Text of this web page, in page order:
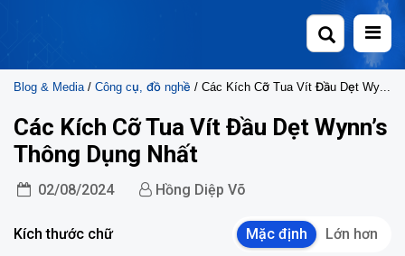
Blog & Media / Công cụ, đồ nghề / Các Kích Cỡ Tua Vít Đầu Dẹt Wynn’s Thông Dụng Nhất
Các Kích Cỡ Tua Vít Đầu Dẹt Wynn’s
Thông Dụng Nhất
02/08/2024 Hồng Diệp Võ
Kích thước chữ Mặc định Lớn hơn